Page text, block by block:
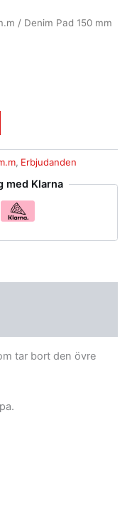
/ Denim Pad 150 mm
, Erbjudanden
med Klarna
tar bort den övre